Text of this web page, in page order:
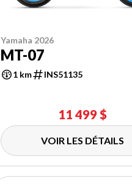
Yamaha 2026
MT-07
1 km INS51135
11 499 $
VOIR LES DÉTAILS